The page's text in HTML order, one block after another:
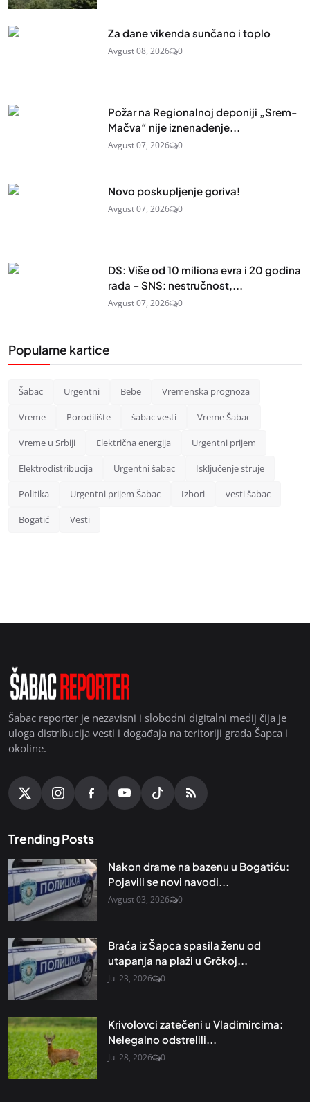
Za dane vikenda sunčano i toplo
Avgust 08, 2026 0
Požar na Regionalnoj deponiji „Srem-
Mačva“ nije iznenađenje...
Avgust 07, 2026 0
Novo poskupljenje goriva!
Avgust 07, 2026 0
DS: Više od 10 miliona evra i 20 godina
rada – SNS: nestručnost,...
Avgust 07, 2026 0
Popularne kartice
Šabac Urgentni Bebe Vremenska prognoza
Vreme Porodilište šabac vesti Vreme Šabac
Vreme u Srbiji Električna energija Urgentni prijem
Elektrodistribucija Urgentni šabac Isključenje struje
Politika Urgentni prijem Šabac Izbori vesti šabac
Bogatić Vesti
Šabac reporter je nezavisni i slobodni digitalni medij čija je
uloga distribucija vesti i događaja na teritoriji grada Šapca i
okoline.
Trending Posts
Nakon drame na bazenu u Bogatiću:
Pojavili se novi navodi...
Avgust 03, 2026 0
Braća iz Šapca spasila ženu od
utapanja na plaži u Grčkoj...
Jul 23, 2026 0
Krivolovci zatečeni u Vladimircima:
Nelegalno odstrelili...
Jul 28, 2026 0